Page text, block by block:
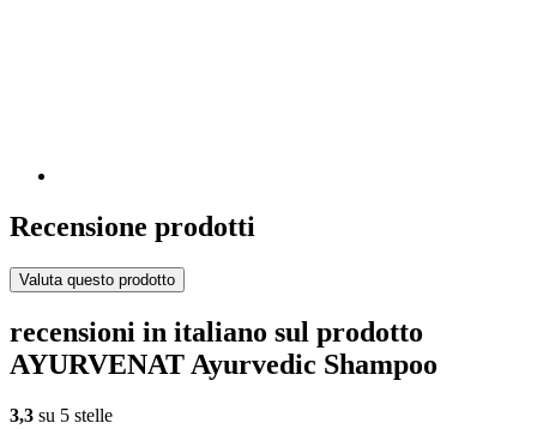
Recensione prodotti
Valuta questo prodotto
recensioni in italiano sul prodotto
AYURVENAT Ayurvedic Shampoo
3,3 su 5 stelle